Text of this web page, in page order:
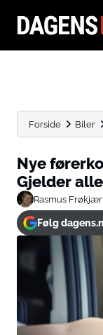
Forside Biler
Nye
Gjelder
Rasmus
Følg